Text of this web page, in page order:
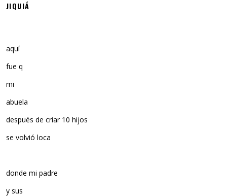
JIQUIÁ
aquí
fue q
mi
abuela
después de criar 10 hijos
se volvió loca
donde mi padre
y sus